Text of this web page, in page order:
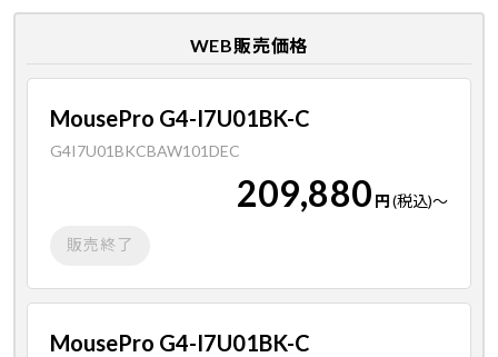
WEB販売価格
MousePro G4-I7U01BK-C
G4I7U01BKCBAW101DEC
209,880 円(税込)～
販売終了
MousePro G4-I7U01BK-C